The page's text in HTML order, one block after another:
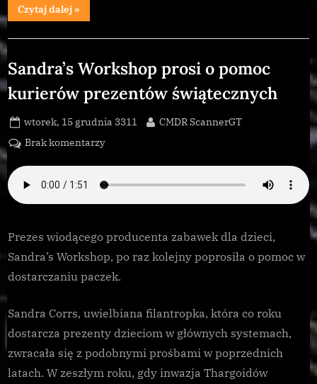
Czytaj dalej“Testy
Caspian
uznane
sukces”
»
Sandra’s Workshop prosi o pomoc
kurierów prezentów świątecznych
Posted
on
wtorek, 15 grudnia 3311 By
CMDR ScannerGT
Brak komentarzydo
prosi
o
kurierów
prezentów
świątecznych
Prezes wiodącego producenta zabawek dla dzieci,
Sandra’s Workshop, po raz kolejny poprosiła o pomoc w
dostarczaniu paczek.
Sandra Corrs, uwielbiana filantropka, która co roku
dostarcza prezenty dzieciom w głównych systemach,
zwracała się z podobnymi prośbami w poprzednich
latach. W zeszłym roku, gdy inwazja Thargoidów